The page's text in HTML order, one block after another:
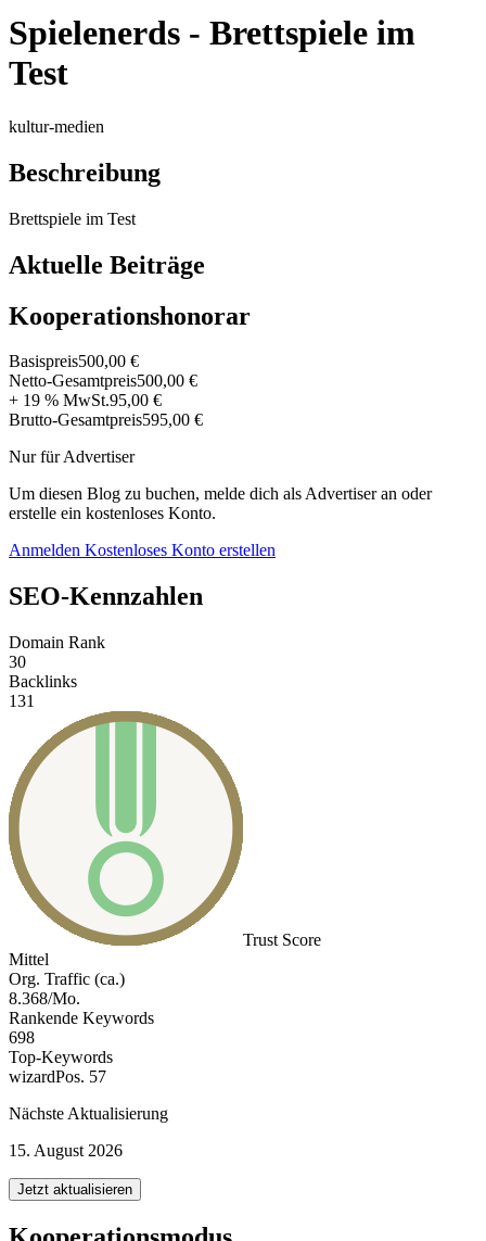
Spielenerds - Brettspiele im
Test
kultur-medien
Beschreibung
Brettspiele im Test
Aktuelle Beiträge
Kooperationshonorar
Basispreis500,00 €
Netto-Gesamtpreis500,00 €
+ 19 % MwSt.95,00 €
Brutto-Gesamtpreis595,00 €
Nur für Advertiser
Um diesen Blog zu buchen, melde dich als Advertiser an oder
erstelle ein kostenloses Konto.
Anmelden Kostenloses Konto erstellen
SEO-Kennzahlen
Domain Rank
30
Backlinks
131
Trust Score
Mittel
Org. Traffic (ca.)
8.368/Mo.
Rankende Keywords
698
Top-Keywords
wizardPos. 57
Nächste Aktualisierung
15. August 2026
Jetzt aktualisieren